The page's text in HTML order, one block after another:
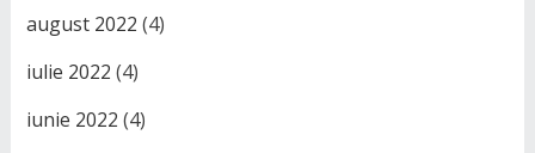
august 2022 (4)
iulie 2022 (4)
iunie 2022 (4)